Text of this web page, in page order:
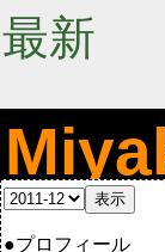
最新
●プロフィール